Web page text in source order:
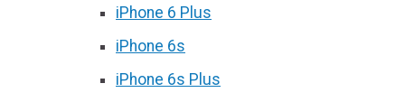
iPhone 6 Plus
iPhone 6s
iPhone 6s Plus